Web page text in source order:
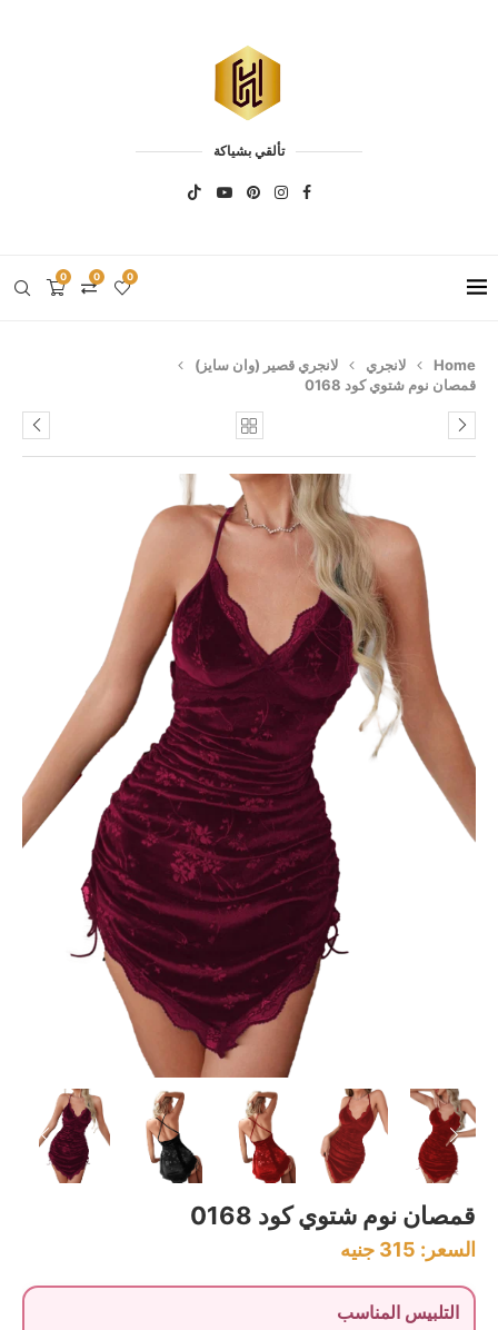
تألقي بشياكة
0 0 0
Home لانجري
لانجري قصير (وان سايز)
قمصان نوم شتوي كود 0168
قمصان نوم شتوي كود 0168
السعر: 315 جنيه
التلبيس المناسب